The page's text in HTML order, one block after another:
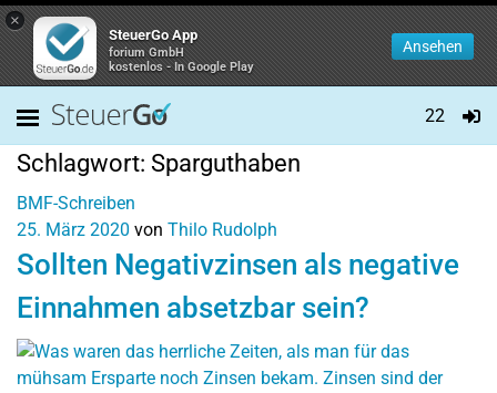
×
SteuerGo App
forium GmbH
kostenlos - In Google Play
Ansehen
22
Schlagwort: Sparguthaben
BMF-Schreiben
25. März 2020 von Thilo Rudolph
Sollten Negativzinsen als negative
Einnahmen absetzbar sein?